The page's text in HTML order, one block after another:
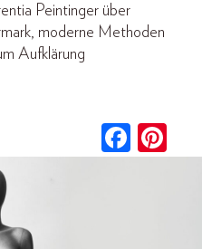
Peintinger über
moderne Methoden
Aufklärung